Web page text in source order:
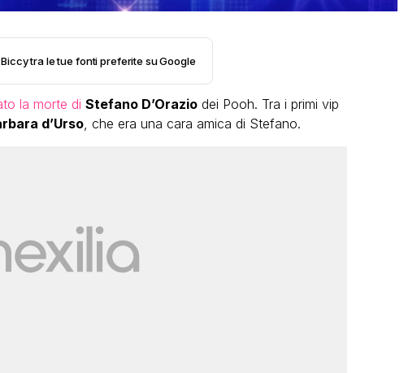
tra le tue fonti preferite su Google
la morte di StefanoD’Oraziodei Pooh. Tra i primi vip
d’Urso, che era una cara amica di Stefano.
Bambola Star, la festa di
compleanno con tutte le grandi
dive compie 15 anni: il video
Camilla
“Addio
grande